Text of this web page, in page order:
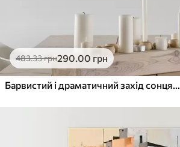
483.33грн290.00 грн
Барвистий і драматичний захід сонця над Гранд-каналом у Венеції, Італія, акварель